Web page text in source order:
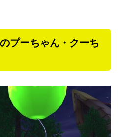
プーちゃん・クーち